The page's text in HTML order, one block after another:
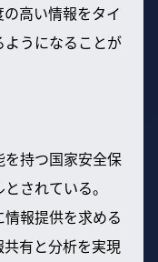
高い情報をタイ
うになることが
持つ国家安全保
されている。
報提供を求める
有と分析を実現